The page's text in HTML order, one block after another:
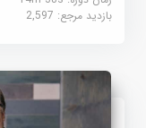
بازدید مرجع:2,597